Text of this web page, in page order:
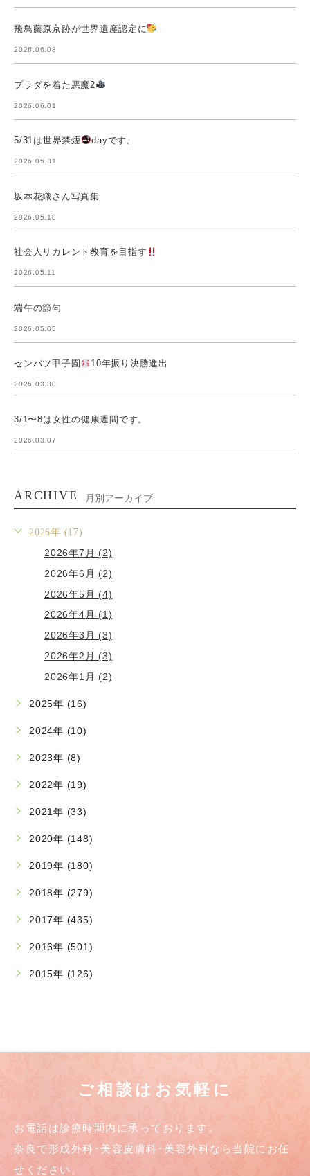
飛鳥藤原京跡が世界遺産認定に
2026.06.08
プラダを着た悪魔2
2026.06.01
5/31は世界禁煙 dayです。
2026.05.31
坂本花織さん写真集
2026.05.18
社会人リカレント教育を目指す
2026.05.11
端午の節句
2026.05.05
センバツ甲子園 10年振り決勝進出
2026.03.30
3/1〜8は女性の健康週間です。
2026.03.07
ARCHIVE 月別アーカイブ
2026年 (17)
2026年7月 (2)
2026年6月 (2)
2026年5月 (4)
2026年4月 (1)
2026年3月 (3)
2026年2月 (3)
2026年1月 (2)
2025年 (16)
2024年 (10)
2023年 (8)
2022年 (19)
2021年 (33)
2020年 (148)
2019年 (180)
2018年 (279)
2017年 (435)
2016年 (501)
2015年 (126)
ご相談はお気軽に
お電話は診療時間内に承っております。
奈良で形成外科･美容皮膚科･美容外科なら当院にお任
せください。